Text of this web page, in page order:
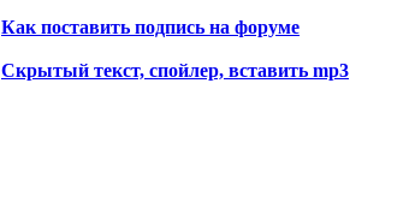
Как поставить подпись на форуме
Скрытый текст, спойлер, вставить mp3